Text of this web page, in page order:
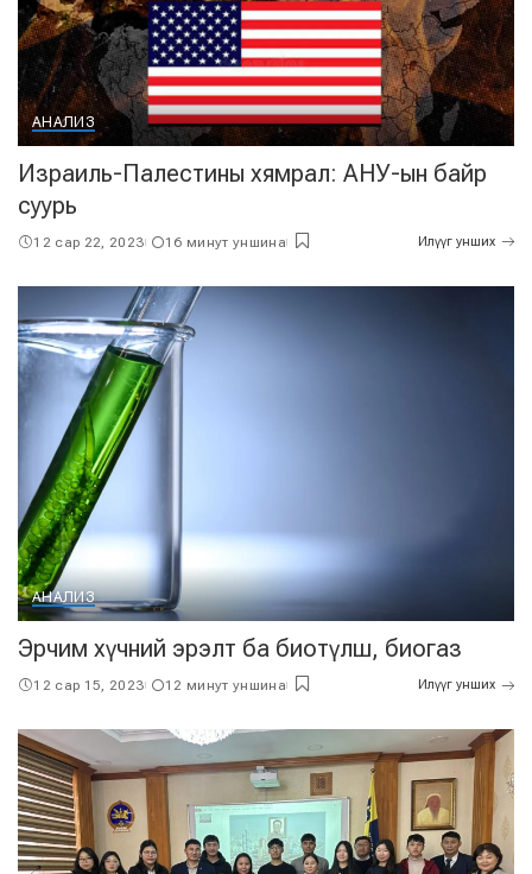
АНАЛИЗ
Израиль-Палестины хямрал: АНУ-ын байр
суурь
12 сар 22, 2023 16 минут уншина Илүүг унших
АНАЛИЗ
Эрчим хүчний эрэлт ба биотүлш, биогаз
12 сар 15, 2023 12 минут уншина Илүүг унших